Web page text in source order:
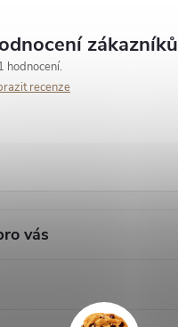
zákazníků
hodnocení
recenze
vás